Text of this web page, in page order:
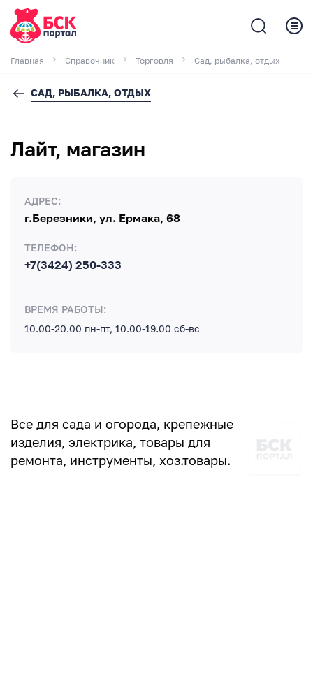
Главная Справочник Торговля Сад, рыбалка, отдых
САД, РЫБАЛКА, ОТДЫХ
Лайт, магазин
АДРЕС:
г.Березники, ул. Ермака, 68
ТЕЛЕФОН:
+7(3424) 250-333
ВРЕМЯ РАБОТЫ:
10.00-20.00 пн-пт, 10.00-19.00 сб-вс
Все для сада и огорода, крепежные
изделия, электрика, товары для
ремонта, инструменты, хоз.товары.